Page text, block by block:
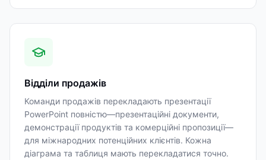
Відділи продажів
Команди продажів перекладають презентації
PowerPoint повністю—презентаційні документи,
демонстрації продуктів та комерційні пропозиції—
для міжнародних потенційних клієнтів. Кожна
діаграма та таблиця мають перекладатися точно.